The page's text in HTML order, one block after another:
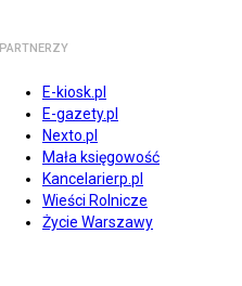
PARTNERZY
E-kiosk.pl
E-gazety.pl
Nexto.pl
Mała księgowość
Kancelarierp.pl
Wieści Rolnicze
Życie Warszawy